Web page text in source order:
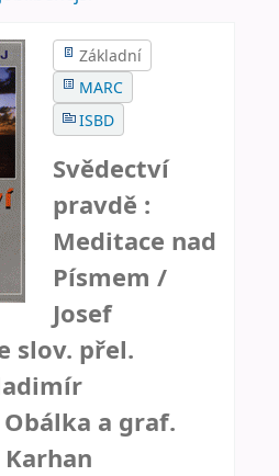
Základní
MARC
ISBD
Svědectví
pravdě :
Meditace nad
Písmem /
Josef
slov. přel.
a graf.